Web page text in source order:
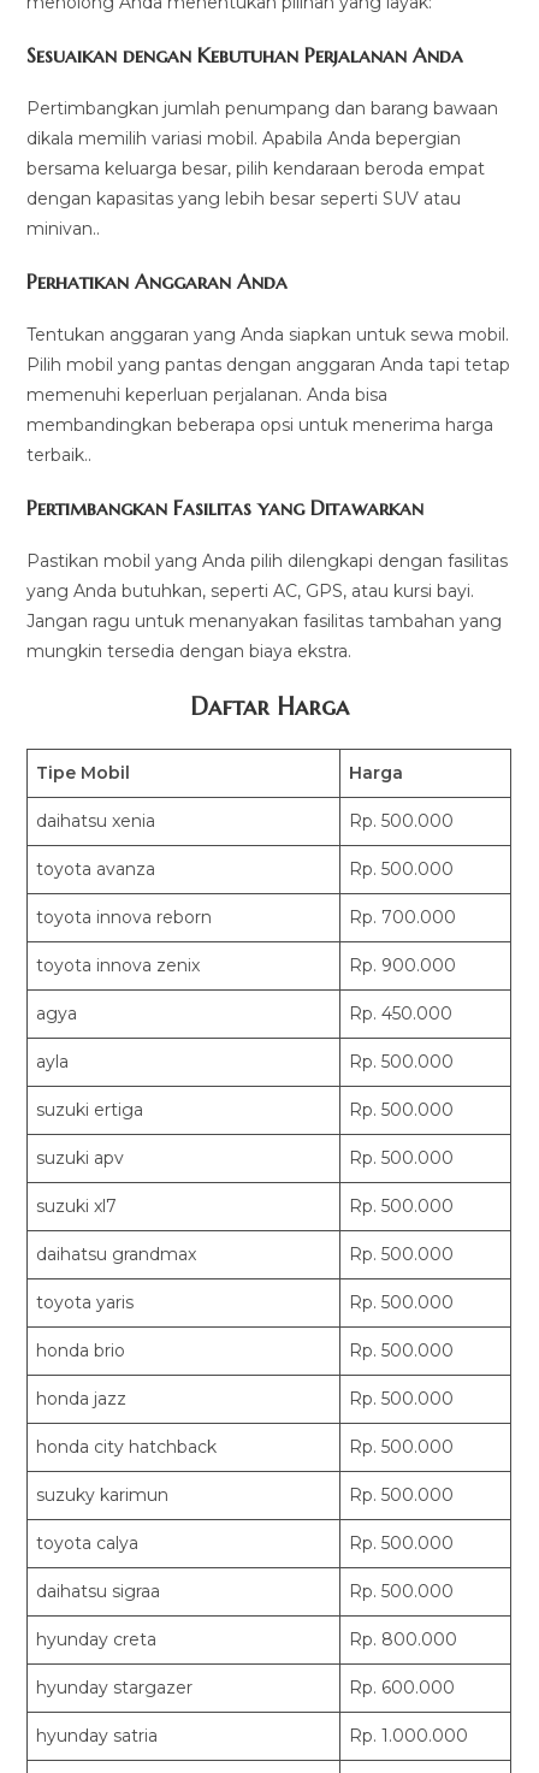
Sesuaikan dengan Kebutuhan Perjalanan Anda
Pertimbangkan jumlah penumpang dan barang bawaan
dikala memilih variasi mobil. Apabila Anda bepergian
bersama keluarga besar, pilih kendaraan beroda empat
dengan kapasitas yang lebih besar seperti SUV atau
minivan..
Perhatikan Anggaran Anda
Tentukan anggaran yang Anda siapkan untuk sewa mobil.
Pilih mobil yang pantas dengan anggaran Anda tapi tetap
memenuhi keperluan perjalanan. Anda bisa
membandingkan beberapa opsi untuk menerima harga
terbaik..
Pertimbangkan Fasilitas yang Ditawarkan
Pastikan mobil yang Anda pilih dilengkapi dengan fasilitas
yang Anda butuhkan, seperti AC, GPS, atau kursi bayi.
Jangan ragu untuk menanyakan fasilitas tambahan yang
mungkin tersedia dengan biaya ekstra.
Daftar Harga
Tipe Mobil Harga
daihatsu xenia Rp. 500.000
toyota avanza Rp. 500.000
toyota innova reborn Rp. 700.000
toyota innova zenix Rp. 900.000
agya Rp. 450.000
ayla Rp. 500.000
suzuki ertiga Rp. 500.000
suzuki apv Rp. 500.000
suzuki xl7 Rp. 500.000
daihatsu grandmax Rp. 500.000
toyota yaris Rp. 500.000
honda brio Rp. 500.000
honda jazz Rp. 500.000
honda city hatchback Rp. 500.000
suzuky karimun Rp. 500.000
toyota calya Rp. 500.000
daihatsu sigraa Rp. 500.000
hyunday creta Rp. 800.000
hyunday stargazer Rp. 600.000
hyunday satria Rp. 1.000.000